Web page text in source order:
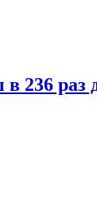
236